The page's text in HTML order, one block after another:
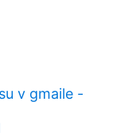
v gmaile -